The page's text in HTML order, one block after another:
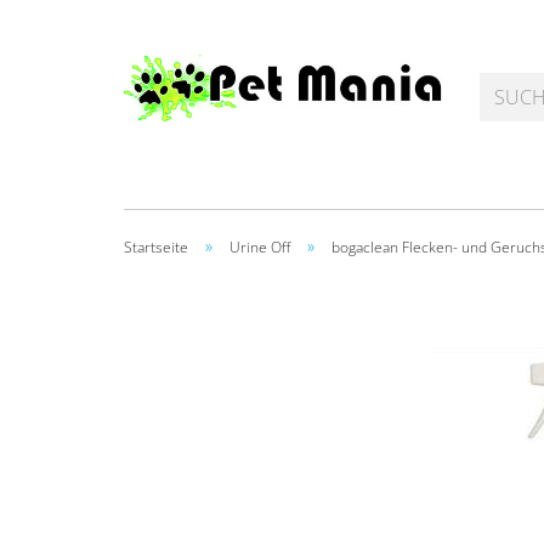
Startseite » Urine Off » bogaclean Flecken- und